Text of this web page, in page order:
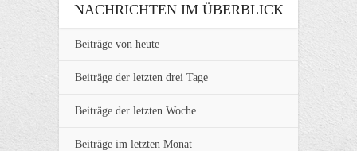
NACHRICHTEN IM ÜBERBLICK
Beiträge von heute
Beiträge der letzten drei Tage
Beiträge der letzten Woche
Beiträge im letzten Monat